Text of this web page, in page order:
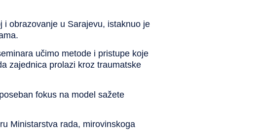
i obrazovanje u Sarajevu, istaknuo je
učimo metode i pristupe koje
zajednica prolazi kroz traumatske
fokus na model sažete
Ministarstva rada, mirovinskoga